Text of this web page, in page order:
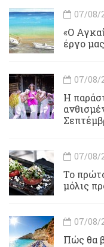
07/08/
«Ο
έργο
07/08/
Η
07/08/
Το
μόλις
07/08/
Πώς θα